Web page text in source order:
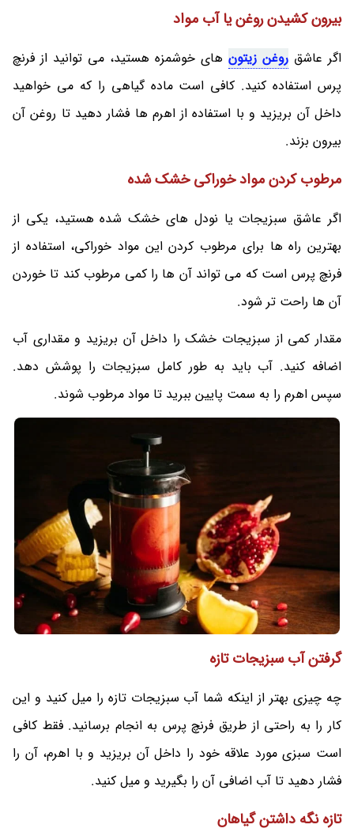
بیرون کشیدن روغن یا آب مواد
اگر عاشق روغن زیتون های خوشمزه هستید، می توانید از فرنچ
پرس استفاده کنید. کافی است ماده گیاهی را که می خواهید
داخل آن بریزید و با استفاده از اهرم ها فشار دهید تا روغن آن
بیرون بزند.
مرطوب کردن مواد خوراکی خشک شده
اگر عاشق سبزیجات یا نودل های خشک شده هستید، یکی از
بهترین راه ها برای مرطوب کردن این مواد خوراکی، استفاده از
فرنچ پرس است که می تواند آن ها را کمی مرطوب کند تا خوردن
آن ها راحت تر شود.
مقدار کمی از سبزیجات خشک را داخل آن بریزید و مقداری آب
اضافه کنید. آب باید به طور کامل سبزیجات را پوشش دهد.
سپس اهرم را به سمت پایین ببرید تا مواد مرطوب شوند.
گرفتن آب سبزیجات تازه
چه چیزی بهتر از اینکه شما آب سبزیجات تازه را میل کنید و این
کار را به راحتی از طریق فرنچ پرس به انجام برسانید. فقط کافی
است سبزی مورد علاقه خود را داخل آن بریزید و با اهرم، آن را
فشار دهید تا آب اضافی آن را بگیرید و میل کنید.
تازه نگه داشتن گیاهان